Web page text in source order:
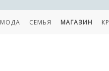
МОДА СЕМЬЯ МАГАЗИН